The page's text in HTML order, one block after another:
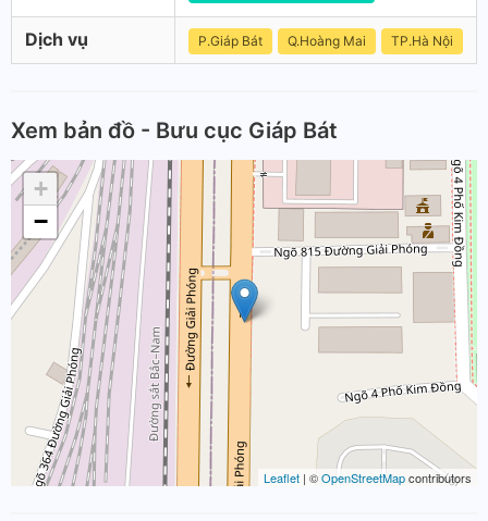
Dịch vụ P.Giáp Bát Q.Hoàng Mai TP.Hà Nội
Xem bản đồ - Bưu cục Giáp Bát
+
−
Leaflet | ©OpenStreetMapcontributors